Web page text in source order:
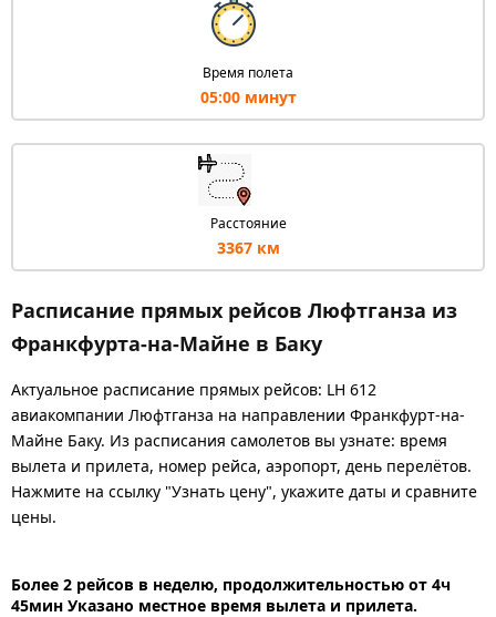
Время полета
05:00 минут
Расстояние
3367 км
Расписание прямых рейсов Люфтганза из
Франкфурта-на-Майне в Баку
Актуальное расписание прямых рейсов: LH 612
авиакомпании Люфтганза на направлении Франкфурт-на-
Майне Баку. Из расписания самолетов вы узнате: время
вылета и прилета, номер рейса, аэропорт, день перелётов.
Нажмите на ссылку "Узнать цену", укажите даты и сравните
цены.
Более 2 рейсов в неделю, продолжительностью от 4ч
45мин Указано местное время вылета и прилета.